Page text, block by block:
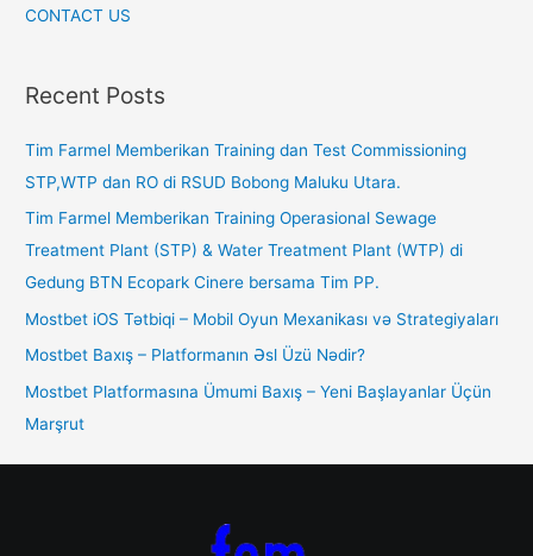
CONTACT US
Recent Posts
Tim Farmel Memberikan Training dan Test Commissioning
STP,WTP dan RO di RSUD Bobong Maluku Utara.
Tim Farmel Memberikan Training Operasional Sewage
Treatment Plant (STP) & Water Treatment Plant (WTP) di
Gedung BTN Ecopark Cinere bersama Tim PP.
Mostbet iOS Tətbiqi – Mobil Oyun Mexanikası və Strategiyaları
Mostbet Baxış – Platformanın Əsl Üzü Nədir?
Mostbet Platformasına Ümumi Baxış – Yeni Başlayanlar Üçün
Marşrut